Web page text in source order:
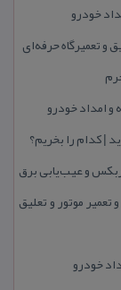
خودرو
و تعمیرگاه حرفه‌ای
| كدام را بخریم؟
موتور و تعلیق